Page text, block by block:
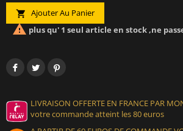
 Ajouter Au Panier
 plus qu' 1 seul article en stock ,ne
LIVRAISON OFFERTE EN FRANCE PAR
votre commande atteint les 80 euros